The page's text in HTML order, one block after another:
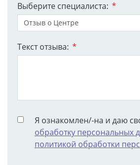
Выберите специалиста: *
Отзыв о Центре
Текст отзыва: *
Я ознакомлен/-на и даю
обработку персональных
политикой обработки